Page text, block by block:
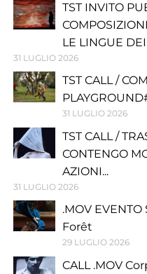
TST INVITO
COMPOSIZIONI
LE LINGUE
31 LUGLIO 2026
TST CALL /
31 LUGLIO 2026
TST CALL /
CONTENGO
AZIONI...
31 LUGLIO 2026
.MOV EVENTO
Forêt
29 LUGLIO 2026
CALL .MOV